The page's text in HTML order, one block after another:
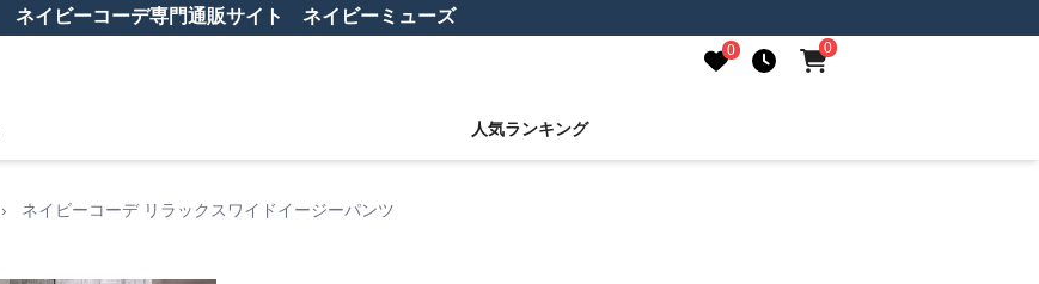
ネイビーコーデ専門通販サイト ネイビーミューズ
0 0
人気ランキング
› ネイビーコーデ リラックスワイドイージーパンツ